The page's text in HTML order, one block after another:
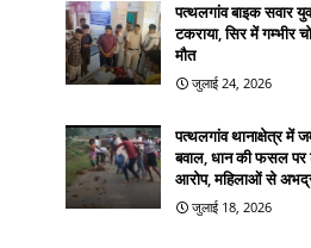
पत्थलगांव बाइक सवार
टकराया, सिर में
मौत
जुलाई 24, 2026
पत्थलगांव थानाक्षेत्र में
बवाल, धान की फसल पर
आरोप, महिलाओं से
जुलाई 18, 2026